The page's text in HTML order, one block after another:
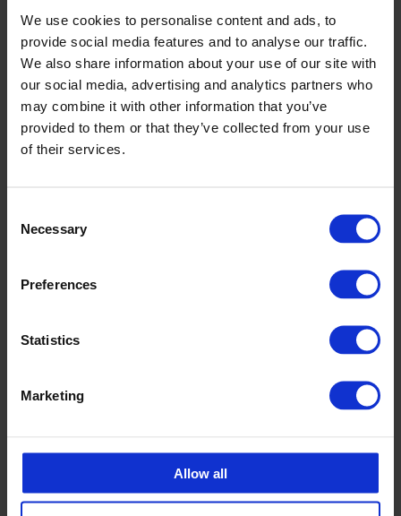
We use cookies to personalise content and ads, to
provide social media features and to analyse our traffic.
We also share information about your use of our site with
our social media, advertising and analytics partners who
may combine it with other information that you’ve
provided to them or that they’ve collected from your use
of their services.
Selection
Necessary
Preferences
Statistics
Marketing
Allow all
Tooteid on lihtne puhastada
Müüja